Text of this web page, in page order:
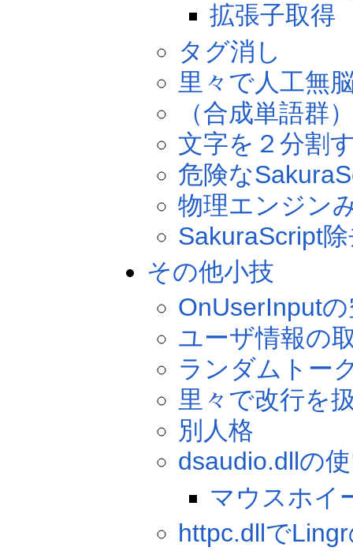
拡張子取得
タグ消し
里々で人工無
（合成単語群
文字を２分割
危険な
物理エンジン
SakuraScript
その他小技
OnUserInput
ユーザ情報の
ランダムトー
里々で改行を
別人格
dsaudio.dllの
マウスホイ
httpc.dllで